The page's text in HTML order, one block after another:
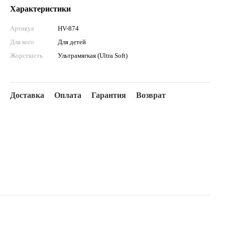
Характеристики
Артикул
HV-874
Для кого
Для детей
Жорсткість
Ультрамягкая (Ultra Soft)
Доставка Оплата Гарантия Возврат